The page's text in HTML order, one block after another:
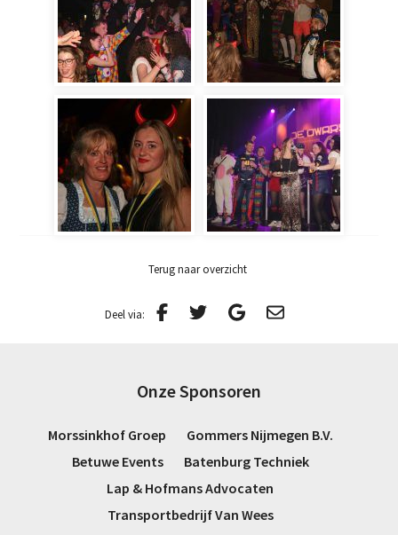
Terug naar overzicht
Deel via:
Onze Sponsoren
Morssinkhof Groep
Gommers Nijmegen B.V.
Betuwe Events
Batenburg Techniek
Lap & Hofmans Advocaten
Transportbedrijf Van Wees